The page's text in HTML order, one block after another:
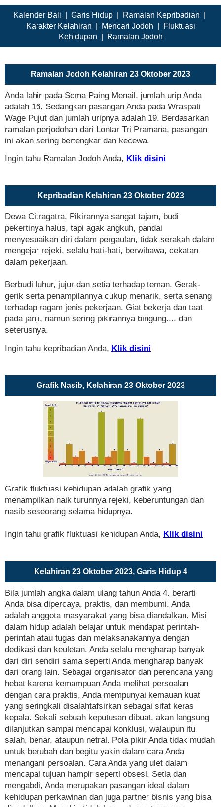
Kalender Bali Garis Hidup Ramalan Kepribadian
Karakter Kelahiran
Mencari Jodoh
Fluktuasi
Kehidupan
Ramalan Jodoh
Ramalan Jodoh Kelahiran 23 Oktober 2023
Anda lahir pada Soma Paing Menail, jumlah urip Anda
adalah 16. Sedangkan pasangan Anda pada Wraspati
Wage Pujut dan jumlah uripnya adalah 19. Berdasarkan
ramalan perjodohan dari Lontar Tri Pramana, pasangan
ini akan sering bertengkar dan kecewa.
Ingin tahu Ramalan Jodoh Anda, Klik disini
Kepribadian Kelahiran 23 Oktober 2023
Dewa Citragatra, Pikirannya sangat tajam, budi
pekertinya halus, tapi agak angkuh, pandai
menyesuaikan diri dalam pergaulan, tidak serakah dalam
mengejar rejeki, selalu hati-hati, berwibawa, cekatan
dalam pekerjaan.
Berbudi luhur, jujur dan setia terhadap teman. Gerak-
gerik serta penampilannya cukup menarik, serta senang
terhadap ragam jenis pekerjaan. Giat bekerja dan taat
pada janji, namun sering pikirannya bingung.... dan
seterusnya.
Ingin tahu kepribadian Anda, Klik disini
Grafik Nasib, Kelahiran 23 Oktober 2023
Grafik fluktuasi kehidupan adalah grafik yang
menampilkan naik turunnya rejeki, keberuntungan dan
nasib seseorang selama hidupnya.
Ingin tahu grafik fluktuasi kehidupan Anda, Klik disini
Kelahiran 23 Oktober 2023, Garis Hidup 4
Bila jumlah angka dalam ulang tahun Anda 4, berarti
Anda bisa dipercaya, praktis, dan membumi. Anda
adalah anggota masyarakat yang bisa diandalkan. Misi
dalam hidup adalah belajar untuk mendapat perintah-
perintah atau tugas dan melaksanakannya dengan
dedikasi dan keuletan. Anda selalu mengharap banyak
dari diri sendiri sama seperti Anda mengharap banyak
dari orang lain. Sebagai organisator dan perencana yang
hebat karena kemampuan Anda melihat persoalan
dengan cara praktis, Anda mempunyai kemauan kuat
yang seringkali disalahtafsirkan sebagai sifat keras
kepala. Sekali sebuah keputusan dibuat, akan langsung
dilanjutkan sampai mencapai konklusi, walaupun itu
salah, benar, ataupun netral. Pola pikir Anda tidak mudah
untuk berubah dan begitu yakin dalam cara Anda
menangani persoalan. Cara Anda yang ulet dalam
mencapai tujuan hampir seperti obsesi. Setia dan
mengabdi, Anda merupakan pasangan ideal dalam
kehidupan perkawinan dan juga partner bisnis yang bisa